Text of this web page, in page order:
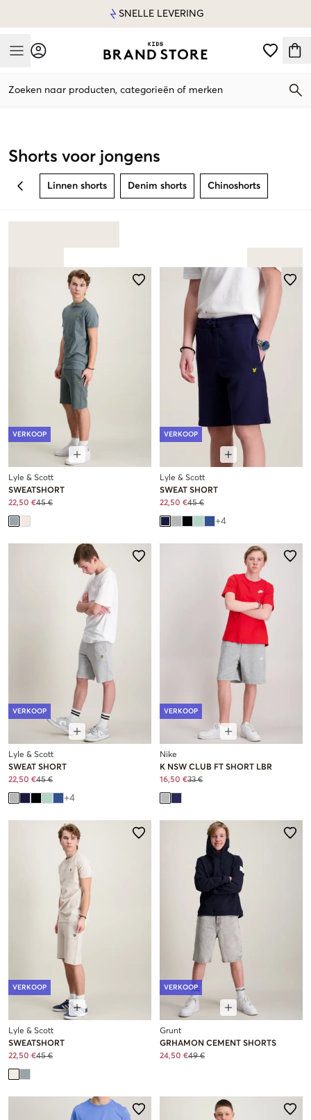
SNELLE LEVERING
Mobile Menu
Zoeken naar producten, categorieën of merken
Shorts voor jongens
BACK Linnen shorts Denim shorts Chinoshorts
VERKOOP
Lyle & Scott
SWEATSHORT
22,50 €45 €
VERKOOP
Lyle & Scott
SWEAT SHORT
22,50 €45 €
+4
VERKOOP
Lyle & Scott
SWEAT SHORT
22,50 €45 €
+4
VERKOOP
Nike
K NSW CLUB FT SHORT LBR
16,50 €33 €
VERKOOP
Lyle & Scott
SWEATSHORT
22,50 €45 €
VERKOOP
Grunt
GRHAMON CEMENT SHORTS
24,50 €49 €